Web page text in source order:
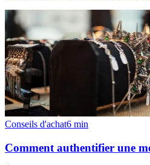
Conseils d'achat6 min
Comment authentifier une